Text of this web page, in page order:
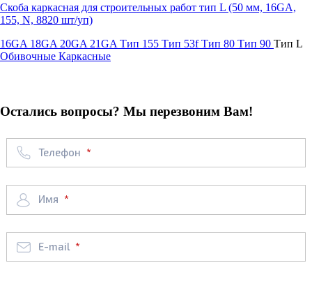
Скоба каркасная для строительных работ тип L (50 мм, 16GA,
155, N, 8820 шт/уп)
16GA 18GA 20GA 21GA Тип 155 Тип 53fТип 80 Тип 90 Тип L
Обивочные Каркасные
Остались вопросы? Мы перезвоним Вам!
Телефон
Имя
E-mail